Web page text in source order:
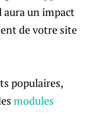
aura un impact
de votre site
populaires,
modules